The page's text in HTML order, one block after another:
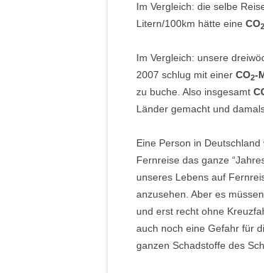
Im Vergleich: die selbe
Litern/100km hätte eine CO2
Im Vergleich: unsere
2007 schlug mit einer CO2-
zu buche. Also insgesamt
Länder gemacht und
Eine Person in
Fernreise das ganze
unseres Lebens auf
anzusehen. Aber es
und erst recht ohne
auch noch eine Gefahr für
ganzen Schadstoffe des